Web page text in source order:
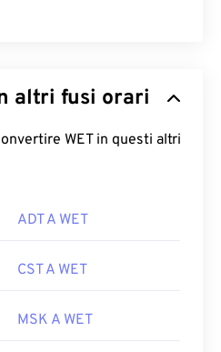
altri fusi orari
WET in questi altri
ADT A WET
CST A WET
MSK A WET